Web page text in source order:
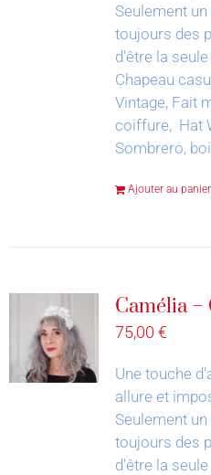
Seulement
toujours des
d'être la
Chapeau
Vintage, Fait
coiffure, Hat
Sombrero,
Ajouter au panier
Camélia –
75,00 €
Une touche
allure et
Seulement
toujours des
d'être la